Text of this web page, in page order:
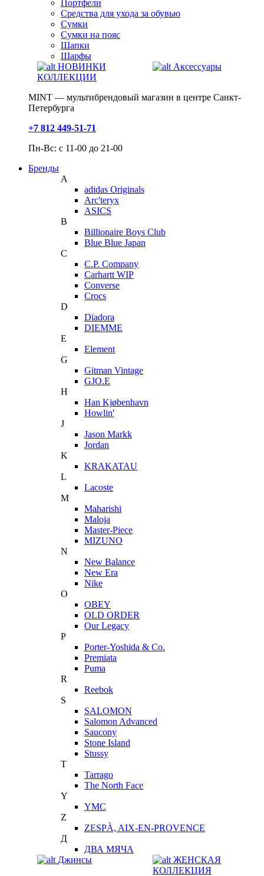
Портфели
Средства для ухода за обувью
Сумки
Сумки на пояс
Шапки
Шарфы
НОВИНКИ
КОЛЛЕКЦИИ
Аксессуары
MINT — мультибрендовый магазин в центре Санкт-
Петербурга
+7 812 449-51-71
Пн-Вс: с 11-00 до 21-00
Бренды
A
adidas Originals
Arc'teryx
ASICS
B
Billionaire Boys Club
Blue Blue Japan
C
C.P. Company
Carhartt WIP
Converse
Crocs
D
Diadora
DIEMME
E
Element
G
Gitman Vintage
GJO.E
H
Han Kjøbenhavn
Howlin'
J
Jason Markk
Jordan
K
KRAKATAU
L
Lacoste
M
Maharishi
Maloja
Master-Piece
MIZUNO
N
New Balance
New Era
Nike
O
OBEY
OLD ORDER
Our Legacy
P
Porter-Yoshida & Co.
Premiata
Puma
R
Reebok
S
SALOMON
Salomon Advanced
Saucony
Stone Island
Stussy
T
Tarrago
The North Face
Y
YMC
Z
ZESPÀ, AIX-EN-PROVENCE
Д
ДВА МЯЧА
Джинсы
ЖЕНСКАЯ
КОЛЛЕКЦИЯ